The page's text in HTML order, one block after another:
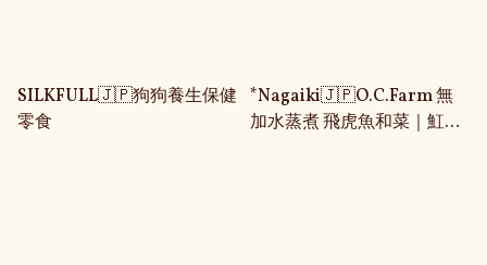
SILKFULL🇯🇵狗狗養生保健
零食
*Nagaiki🇯🇵O.C.Farm 無
加水蒸煮 飛虎魚和菜｜魟魚